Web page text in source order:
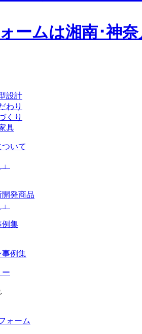
ームは湘南･神
設計
わり
くり
具
いて
発商品
例集
事例集
ー
ォーム